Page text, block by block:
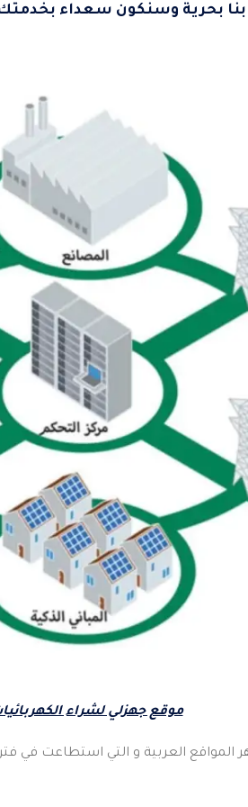
بنا بحرية وسنكون سعداء
موقع جهزلي لشراء
العربية و التي استطاعت في